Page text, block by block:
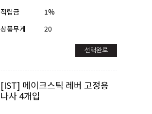
적립금
1%
상품무게
20
선택완료
[IST] 메이크스틱 레버 고정용
나사 4개입